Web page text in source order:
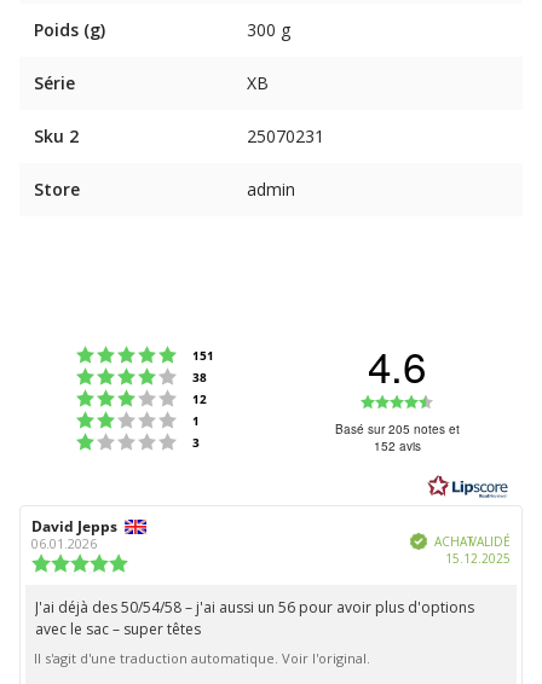
Poids (g) 300 g
Série XB
Sku 2 25070231
Store admin
Note : 5 étoiles sur 5
151
Note : 4 étoiles sur 5
38
Note : 3 étoiles sur 5
12
Note : 2 étoiles sur 5
1
Note : 1 étoiles sur 5
3
4.6
:
étoiles
5
Basé sur 205 notes et
152 avis
Auteur
de
l'évaluation:
David Jepps
06.01.2026
l'évaluation
5.0
étoiles
VérifiéACHAT VALIDÉ
15.12.2025
Texte
de
l'évaluation:
J'ai déjà des 50/54/58 – j'ai aussi un 56 pour avoir plus d'options
avec le sac – super têtes
Il s'agit d'une traduction automatique. Voir l'original.